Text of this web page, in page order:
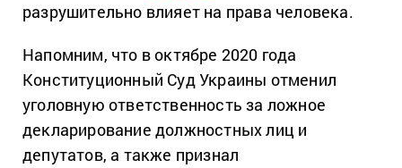
разрушительно влияет на права человека.
Напомним, что в октябре 2020 года
Конституционный Суд Украины отменил
уголовную ответственность за ложное
декларирование должностных лиц и
депутатов, а также признал